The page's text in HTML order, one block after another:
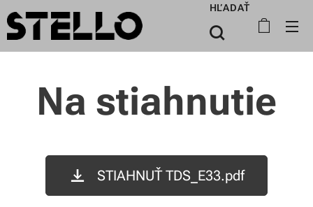
HĽADAŤ
Na stiahnutie
STIAHNUŤ TDS_E33.pdf